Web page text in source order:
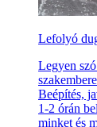
Lefolyó
Legyen
Beépítés,
1-2 órán
minket és